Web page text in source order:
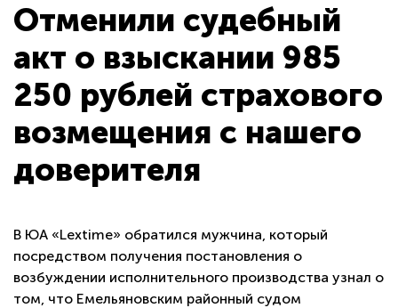
Отменили судебный
акт о взыскании 985
250 рублей страхового
возмещения с нашего
доверителя
В ЮА «Lextime» обратился мужчина, который
посредством получения постановления о
возбуждении исполнительного производства узнал о
том, что Емельяновским районный судом